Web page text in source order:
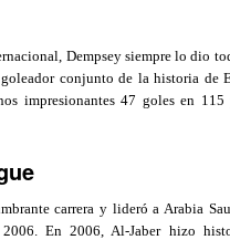
Dempsey siempre lo dio
conjunto de la historia de
impresionantes 47 goles en 115
carrera y lideró a Arabia
En 2006, Al-Jaber hizo